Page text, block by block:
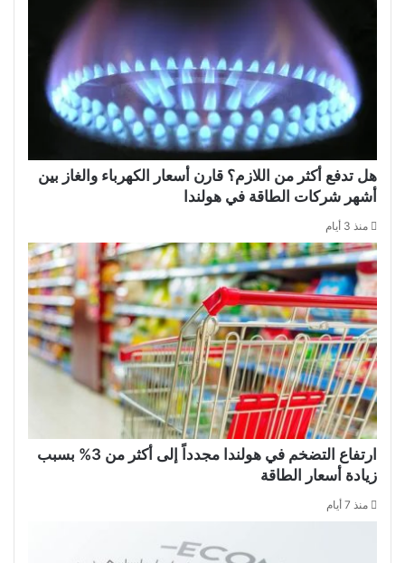
هل تدفع أكثر من اللازم؟ قارن أسعار الكهرباء والغاز بين
أشهر شركات الطاقة في هولندا
منذ 3 أيام
ارتفاع التضخم في هولندا مجدداً إلى أكثر من 3% بسبب
زيادة أسعار الطاقة
منذ 7 أيام